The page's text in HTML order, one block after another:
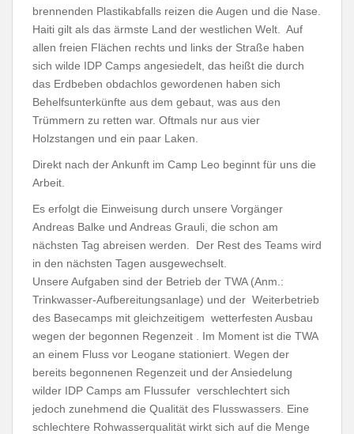
brennenden Plastikabfalls reizen die Augen und die Nase.
Haiti gilt als das ärmste Land der westlichen Welt. Auf
allen freien Flächen rechts und links der Straße haben
sich wilde IDP Camps angesiedelt, das heißt die durch
das Erdbeben obdachlos gewordenen haben sich
Behelfsunterkünfte aus dem gebaut, was aus den
Trümmern zu retten war. Oftmals nur aus vier
Holzstangen und ein paar Laken.
Direkt nach der Ankunft im Camp Leo beginnt für uns die
Arbeit.
Es erfolgt die Einweisung durch unsere Vorgänger
Andreas Balke und Andreas Grauli, die schon am
nächsten Tag abreisen werden. Der Rest des Teams wird
in den nächsten Tagen ausgewechselt.
Unsere Aufgaben sind der Betrieb der TWA (Anm.:
Trinkwasser-Aufbereitungsanlage) und der Weiterbetrieb
des Basecamps mit gleichzeitigem wetterfesten Ausbau
wegen der begonnen Regenzeit . Im Moment ist die TWA
an einem Fluss vor Leogane stationiert. Wegen der
bereits begonnenen Regenzeit und der Ansiedelung
wilder IDP Camps am Flussufer verschlechtert sich
jedoch zunehmend die Qualität des Flusswassers. Eine
schlechtere Rohwasserqualität wirkt sich auf die Menge